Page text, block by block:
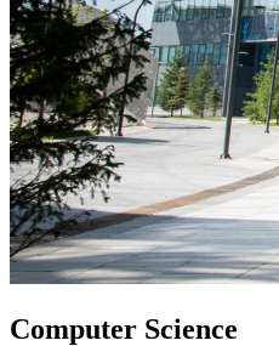
Computer Science